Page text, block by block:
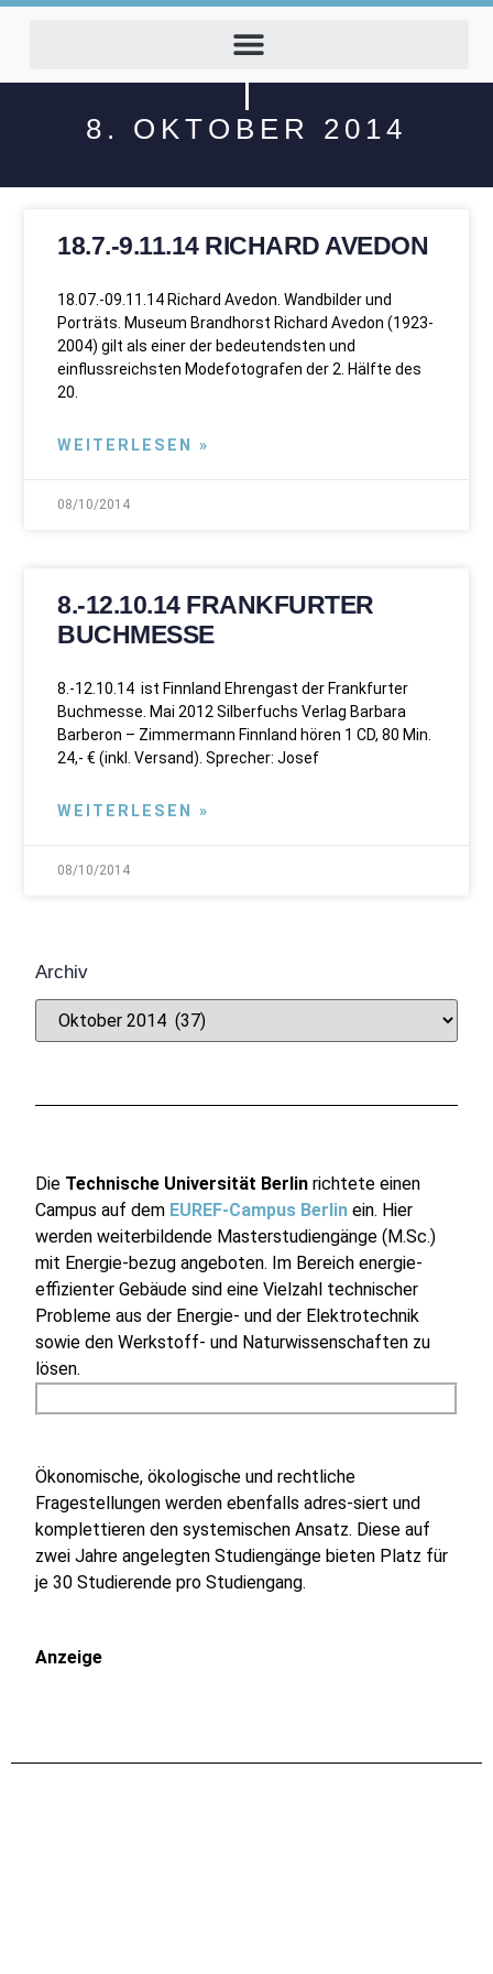
8. OKTOBER 2014
18.7.-9.11.14 RICHARD AVEDON
18.07.-09.11.14 Richard Avedon. Wandbilder und
Porträts. Museum Brandhorst Richard Avedon (1923-
2004) gilt als einer der bedeutendsten und
einflussreichsten Modefotografen der 2. Hälfte des
20.
WEITERLESEN »
08/10/2014
8.-12.10.14 FRANKFURTER
BUCHMESSE
8.-12.10.14 ist Finnland Ehrengast der Frankfurter
Buchmesse. Mai 2012 Silberfuchs Verlag Barbara
Barberon – Zimmermann Finnland hören 1 CD, 80 Min.
24,- € (inkl. Versand). Sprecher: Josef
WEITERLESEN »
08/10/2014
Archiv
Die Technische Universität Berlin richtete einen
Campus auf dem EUREF-Campus Berlin ein. Hier
werden weiterbildende Masterstudiengänge (M.Sc.)
mit Energie-bezug angeboten. Im Bereich energie-
effizienter Gebäude sind eine Vielzahl technischer
Probleme aus der Energie- und der Elektrotechnik
sowie den Werkstoff- und Naturwissenschaften zu
lösen.
Ökonomische, ökologische und rechtliche
Fragestellungen werden ebenfalls adres-siert und
komplettieren den systemischen Ansatz. Diese auf
zwei Jahre angelegten Studiengänge bieten Platz für
je 30 Studierende pro Studiengang.
Anzeige